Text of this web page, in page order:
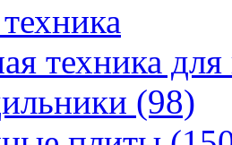
техника
(98)